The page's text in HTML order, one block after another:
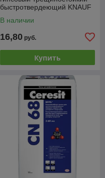
быстротвердеющий KNAUF
В наличии
16,80 руб.
Купить